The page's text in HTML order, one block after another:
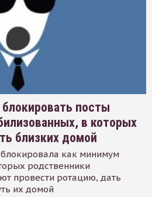
посты
в которых
близких домой
как минимум
родственники
провести ротацию, дать
их домой